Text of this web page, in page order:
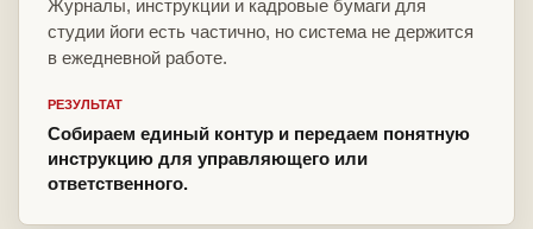
Журналы, инструкции и кадровые бумаги для
студии йоги есть частично, но система не держится
в ежедневной работе.
РЕЗУЛЬТАТ
Собираем единый контур и передаем понятную
инструкцию для управляющего или
ответственного.